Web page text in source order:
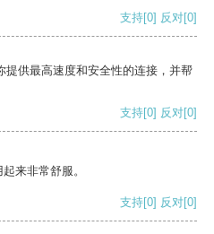
支持[0] 反对[0]
供最高速度和安全性的连接，并帮
支持[0] 反对[0]
来非常舒服。
支持[0] 反对[0]